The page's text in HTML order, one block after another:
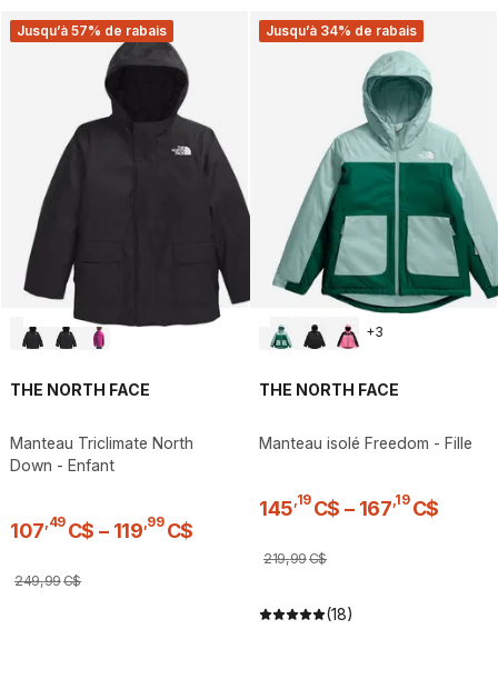
Jusqu’à 57% de rabais
THE NORTH FACE
Manteau Triclimate North
Down - Enfant
107 49 C$ – 119 99 C$
249,99C$
Jusqu’à 34% de rabais
+3
THE NORTH FACE
Manteau isolé Freedom - Fille
145 19 C$ – 167 19 C$
219,99C$
(18)